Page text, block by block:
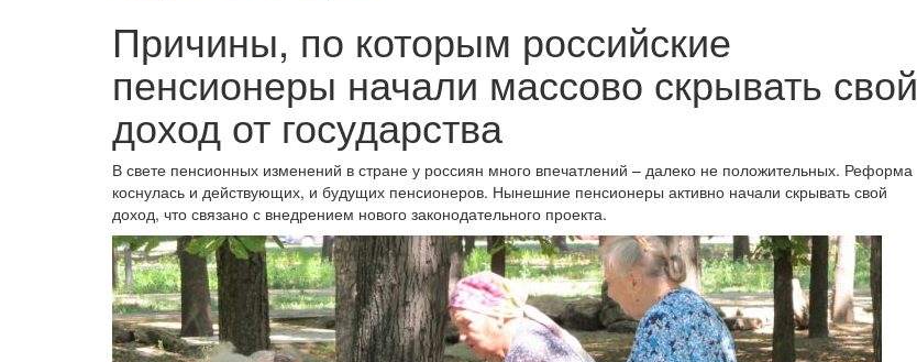
Причины, по которым российские
пенсионеры начали массово скрывать свой
доход от государства
В свете пенсионных изменений в стране у россиян много впечатлений – далеко не положительных. Реформа
коснулась и действующих, и будущих пенсионеров. Нынешние пенсионеры активно начали скрывать свой
доход, что связано с внедрением нового законодательного проекта.